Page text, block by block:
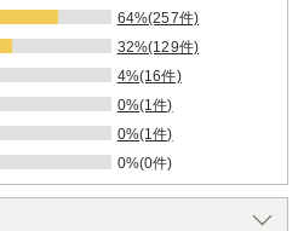
64%(257件)
32%(129件)
4%(16件)
0%(1件)
0%(1件)
0%(0件)